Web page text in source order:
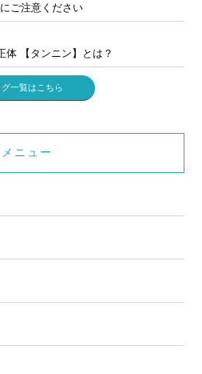
ご注意ください
体 【タンニン】とは？
グ一覧はこちら
メニュー